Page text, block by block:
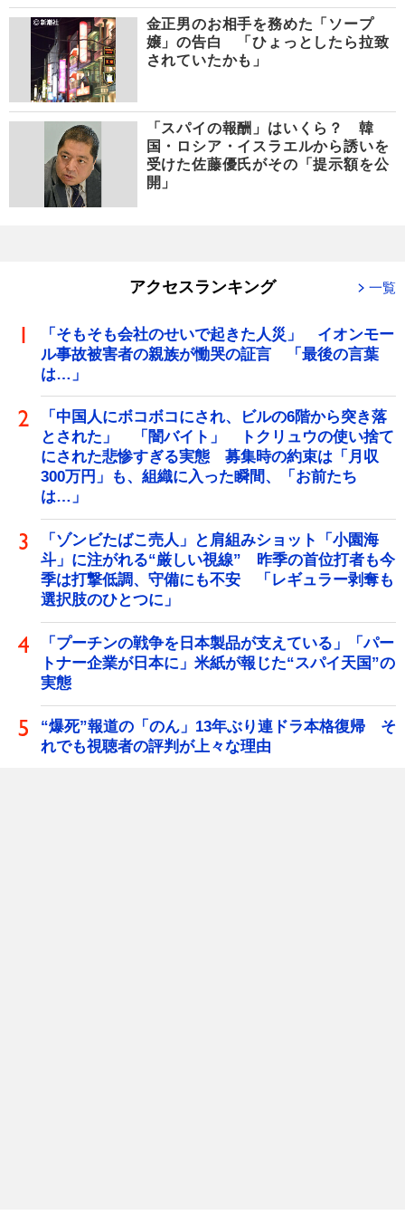
金正男のお相手を務めた「ソープ
嬢」の告白 「ひょっとしたら拉致
されていたかも」
「スパイの報酬」はいくら？ 韓
国・ロシア・イスラエルから誘いを
受けた佐藤優氏がその「提示額を公
開」
アクセスランキング 一覧
「そもそも会社のせいで起きた人災」 イオンモー
ル事故被害者の親族が慟哭の証言 「最後の言葉
は…」
「中国人にボコボコにされ、ビルの6階から突き落
とされた」 「闇バイト」 トクリュウの使い捨て
にされた悲惨すぎる実態 募集時の約束は「月収
300万円」も、組織に入った瞬間、「お前たち
は…」
「ゾンビたばこ売人」と肩組みショット「小園海
斗」に注がれる“厳しい視線” 昨季の首位打者も今
季は打撃低調、守備にも不安 「レギュラー剥奪も
選択肢のひとつに」
「プーチンの戦争を日本製品が支えている」「パー
トナー企業が日本に」米紙が報じた“スパイ天国”の
実態
“爆死”報道の「のん」13年ぶり連ドラ本格復帰 そ
れでも視聴者の評判が上々な理由